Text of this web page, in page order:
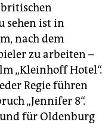
britischen
sehen ist in
nach dem
zu arbeiten –
„Kleinhoff Hotel“.
Regie führen
„Jennifer 8“.
für Oldenburg